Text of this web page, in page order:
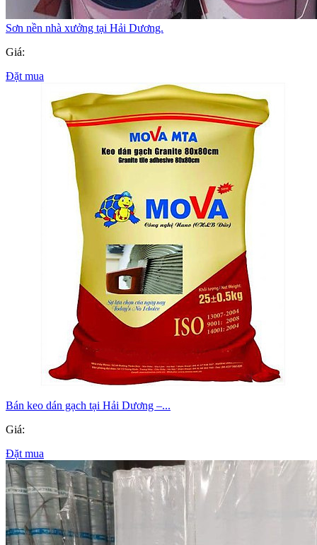
Sơn nền nhà xưởng tại Hải Dương.
Giá:
Đặt mua
Bán keo dán gạch tại Hải Dương –...
Giá:
Đặt mua